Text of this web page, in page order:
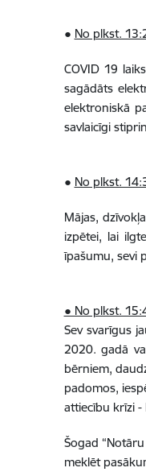
● No plkst.
COVID 19
sagādāts
elektroniskā
savlaicīgi
● No plkst.
Mājas,
izpētei, lai
īpašumu, sevi
● No plkst.
Sev svarīgus
2020. gadā
bērniem,
padomos,
attiecību krīzi -
Šogad
meklēt